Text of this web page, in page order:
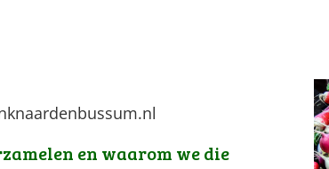
en waarom we die